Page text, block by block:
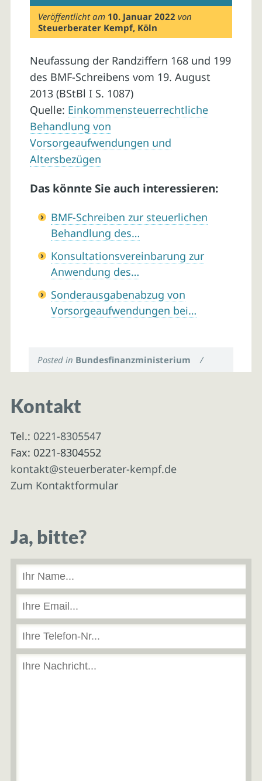
Veröffentlicht am 10. Januar 2022 von
Steuerberater Kempf, Köln
Neufassung der Randziffern 168 und 199
des BMF-Schreibens vom 19. August
2013 (BStBl I S. 1087)
Quelle: Einkommensteuerrechtliche
Behandlung von
Vorsorgeaufwendungen und
Altersbezügen
Das könnte Sie auch interessieren:
BMF-Schreiben zur steuerlichen
Behandlung des…
Konsultationsvereinbarung zur
Anwendung des…
Sonderausgabenabzug von
Vorsorgeaufwendungen bei…
Posted in Bundesfinanzministerium /
Kontakt
Tel.: 0221-8305547
Fax: 0221-8304552
kontakt@steuerberater-kempf.de
Zum Kontaktformular
Ja, bitte?